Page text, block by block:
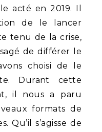
acté en 2019. Il
de le lancer
tenu de la crise,
de différer le
choisi de le
Durant cette
il nous a paru
formats de
Qu’il s’agisse de